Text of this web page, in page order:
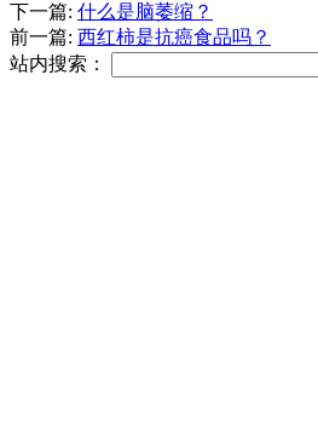
下一篇: 什么是脑萎缩？
前一篇: 西红柿是抗癌食品吗？
站内搜索：